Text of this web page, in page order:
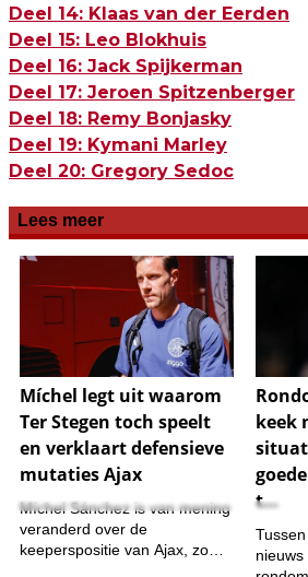
Deel 14: Klaas van der Eerden
Deel 15: Leo Blokhuis
Deel 16: Jack Spijkerman
Deel 17: Jeroen Spitzenberger
Deel 18: Remy Bonjasky
Deel 19: Kymani Marley
Deel 20: Gregory Sedoc